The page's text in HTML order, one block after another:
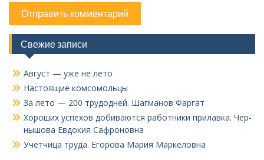
Свежие записи
Август — уже не лето
Настоящие комсомольцы
За лето — 200 трудодней. Шагманов Фаргат
Хороших успехов добиваются работники прилавка. Чер­
нышова Евдокия Сафроновна
Учетчица труда. Его­рова Мария Маркеловна